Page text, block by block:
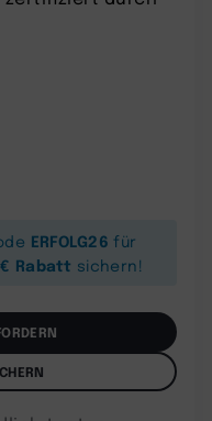
ERFOLG26 für
Rabatt sichern!